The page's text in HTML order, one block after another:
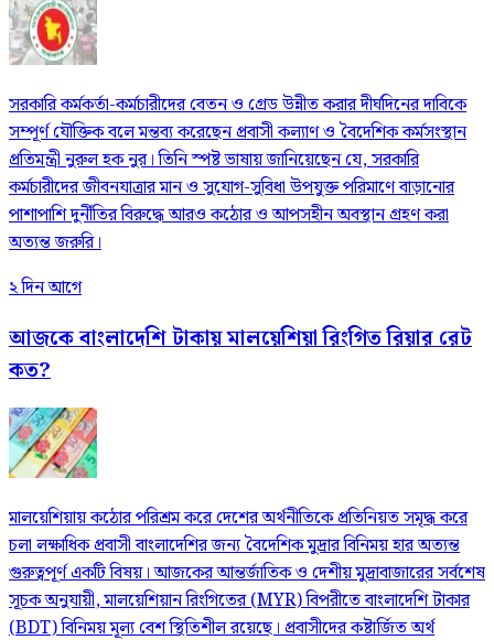
সরকারি কর্মকর্তা-কর্মচারীদের বেতন ও গ্রেড উন্নীত করার দীর্ঘদিনের দাবিকে
সম্পূর্ণ যৌক্তিক বলে মন্তব্য করেছেন প্রবাসী কল্যাণ ও বৈদেশিক কর্মসংস্থান
প্রতিমন্ত্রী নুরুল হক নুর। তিনি স্পষ্ট ভাষায় জানিয়েছেন যে, সরকারি
কর্মচারীদের জীবনযাত্রার মান ও সুযোগ-সুবিধা উপযুক্ত পরিমাণে বাড়ানোর
পাশাপাশি দুর্নীতির বিরুদ্ধে আরও কঠোর ও আপসহীন অবস্থান গ্রহণ করা
অত্যন্ত জরুরি।
২ দিন আগে
আজকে বাংলাদেশি টাকায় মালয়েশিয়া রিংগিত রিয়ার রেট
কত?
মালয়েশিয়ায় কঠোর পরিশ্রম করে দেশের অর্থনীতিকে প্রতিনিয়ত সমৃদ্ধ করে
চলা লক্ষাধিক প্রবাসী বাংলাদেশির জন্য বৈদেশিক মুদ্রার বিনিময় হার অত্যন্ত
গুরুত্বপূর্ণ একটি বিষয়। আজকের আন্তর্জাতিক ও দেশীয় মুদ্রাবাজারের সর্বশেষ
সূচক অনুযায়ী, মালয়েশিয়ান রিংগিতের (MYR) বিপরীতে বাংলাদেশি টাকার
(BDT) বিনিময় মূল্য বেশ স্থিতিশীল রয়েছে। প্রবাসীদের কষ্টার্জিত অর্থ